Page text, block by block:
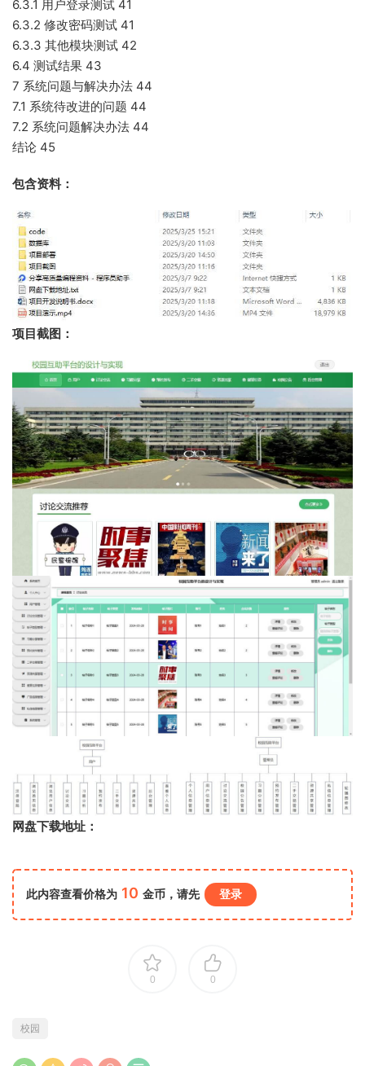
6.3.1 用户登录测试 41
6.3.2 修改密码测试 41
6.3.3 其他模块测试 42
6.4 测试结果 43
7 系统问题与解决办法 44
7.1 系统待改进的问题 44
7.2 系统问题解决办法 44
结论 45
包含资料：
项目截图：
网盘下载地址：
此内容查看价格为 10 金币，请先 登录
0 0
校园